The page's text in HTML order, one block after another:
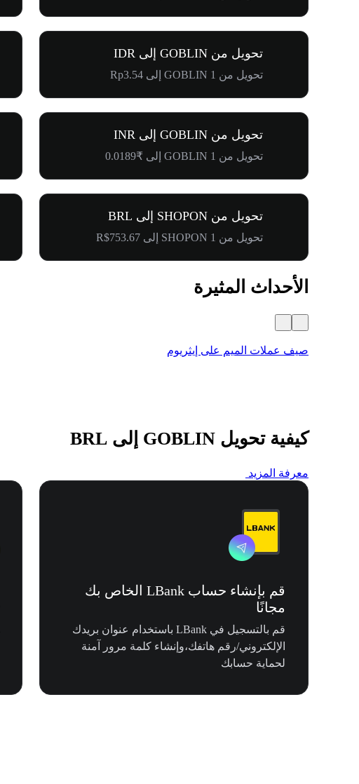
تحويل من GOBLIN إلى IDR
تحويل من 1 GOBLIN إلى Rp3.54
تحويل من GOBLIN إلى INR
تحويل من 1 GOBLIN إلى ₹0.0189
تحويل من SHOPON إلى BRL
تحويل من 1 SHOPON إلى R$753.67
الأحداث المثيرة
صيف عملات الميم على إيثريوم
كيفية تحويل GOBLIN إلى BRL
معرفة المزيد
قم بإنشاء حساب LBank الخاص بك
مجانًا
قم بالتسجيل في LBank باستخدام عنوان بريدك
الإلكتروني/رقم هاتفك،وإنشاء كلمة مرور آمنة
لحماية حسابك